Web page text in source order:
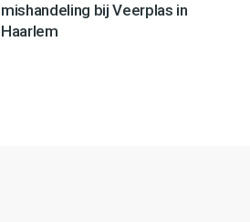
mishandeling bij Veerplas in
Haarlem